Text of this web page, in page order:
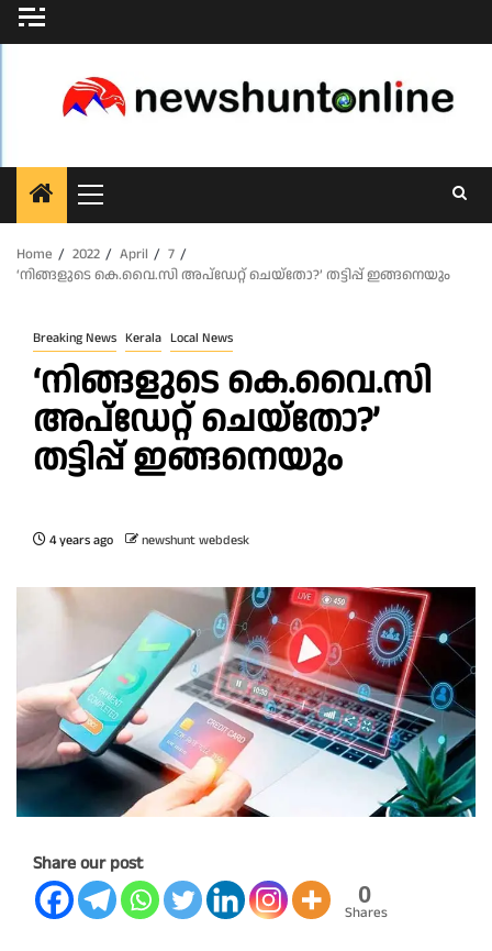
Skip
to
Primary
Menu
Home
2022 April
7
‘നിങ്ങളുടെ കെ.വൈ.സി അപ്ഡേറ്റ് ചെയ്തോ?’ തട്ടിപ്പ് ഇങ്ങനെയും
Breaking News Kerala Local News
‘നിങ്ങളുടെ കെ.വൈ.സി
അപ്ഡേറ്റ് ചെയ്തോ?’
തട്ടിപ്പ് ഇങ്ങനെയും
4 years ago newshunt webdesk
Share our post
0
Shares